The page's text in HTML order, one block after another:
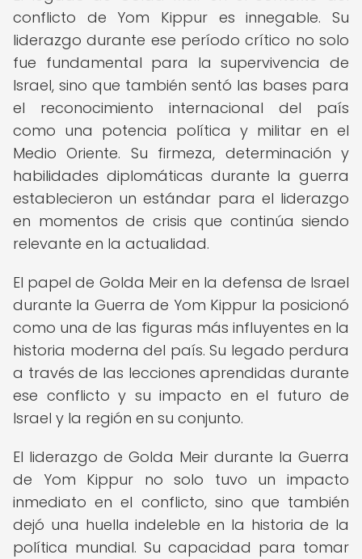
conflicto de Yom Kippur es innegable. Su
liderazgo durante ese período crítico no solo
fue fundamental para la supervivencia de
Israel, sino que también sentó las bases para
el reconocimiento internacional del país
como una potencia política y militar en el
Medio Oriente. Su firmeza, determinación y
habilidades diplomáticas durante la guerra
establecieron un estándar para el liderazgo
en momentos de crisis que continúa siendo
relevante en la actualidad.
El papel de Golda Meir en la defensa de Israel
durante la Guerra de Yom Kippur la posicionó
como una de las figuras más influyentes en la
historia moderna del país. Su legado perdura
a través de las lecciones aprendidas durante
ese conflicto y su impacto en el futuro de
Israel y la región en su conjunto.
El liderazgo de Golda Meir durante la Guerra
de Yom Kippur no solo tuvo un impacto
inmediato en el conflicto, sino que también
dejó una huella indeleble en la historia de la
política mundial. Su capacidad para tomar